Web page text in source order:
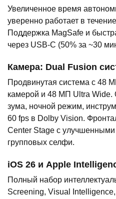
Увеличенное время
уверенно работает в
Поддержка MagSafe и
через USB-C (50% за ~30
Камера: Dual Fusion
Продвинутая система с 48
камерой и 48 МП Ultra Wide.
зума, ночной режим,
60 fps в Dolby Vision.
Center Stage с
групповых селфи.
iOS 26 и Apple
Полный набор
Screening, Visual